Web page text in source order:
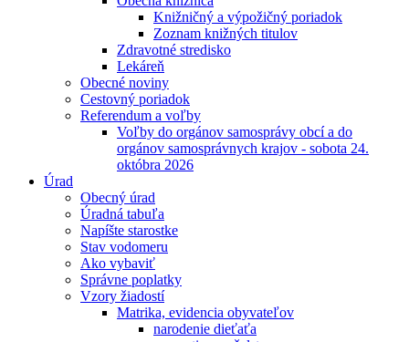
Knižničný a výpožičný poriadok
Zoznam knižných titulov
Zdravotné stredisko
Lekáreň
Obecné noviny
Cestovný poriadok
Referendum a voľby
Voľby do orgánov samosprávy obcí a do
orgánov samosprávnych krajov - sobota 24.
októbra 2026
Úrad
Obecný úrad
Úradná tabuľa
Napíšte starostke
Stav vodomeru
Ako vybaviť
Správne poplatky
Vzory žiadostí
Matrika, evidencia obyvateľov
narodenie dieťaťa